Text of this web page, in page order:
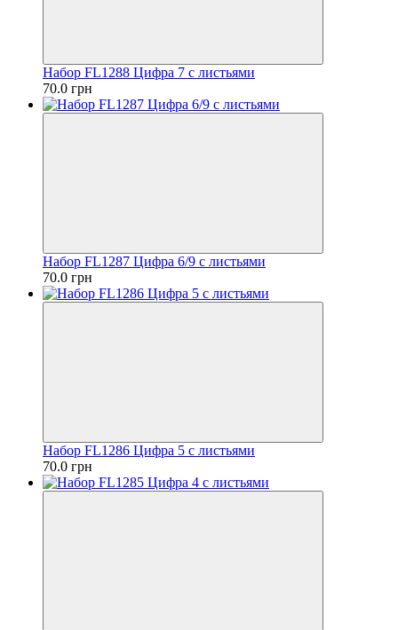
Набор FL1288 Цифра 7 с листьями
70.0 грн
Набор FL1287 Цифра 6/9 с листьями
70.0 грн
Набор FL1286 Цифра 5 с листьями
70.0 грн